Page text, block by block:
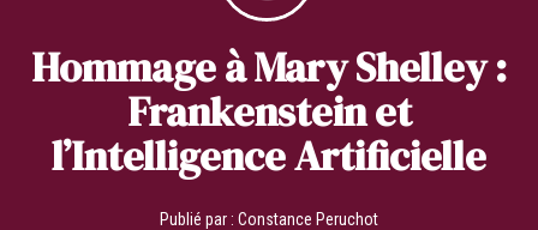
Hommage à Mary Shelley :
Frankenstein et
l’Intelligence Artificielle
Publié par : Constance Peruchot